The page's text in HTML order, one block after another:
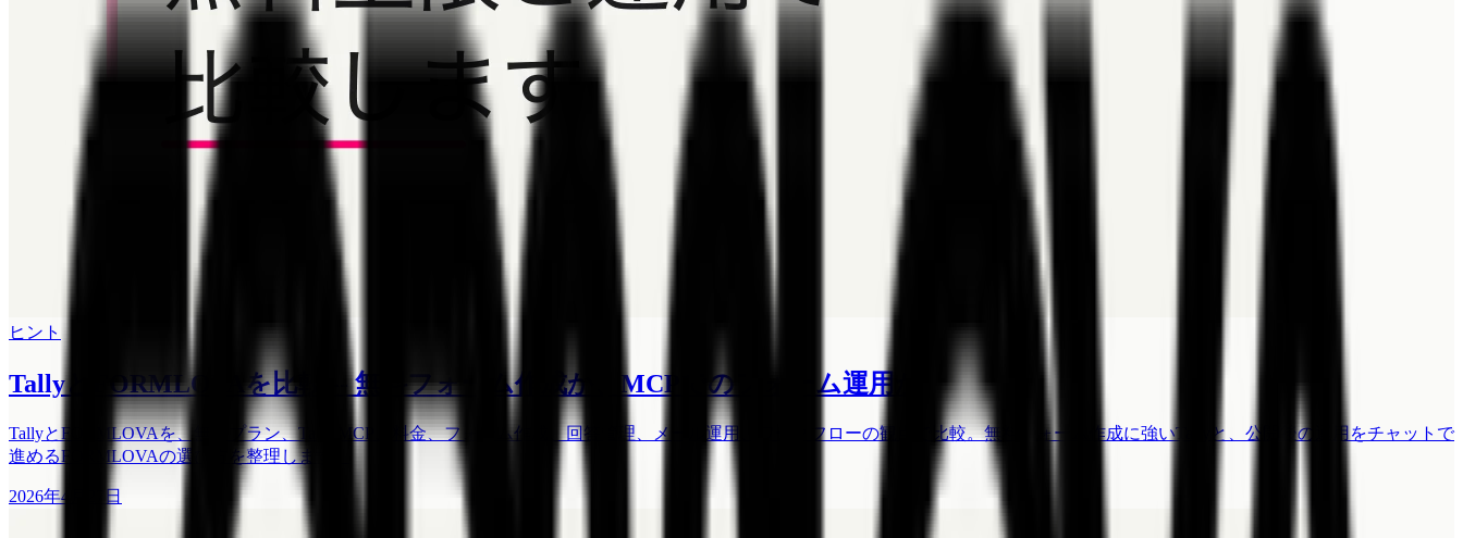
ヒント
TallyとFORMLOVAを比較 -- 無料フォーム作成か、MCPでのフォーム運用か
TallyとFORMLOVAを、無料プラン、Tally MCP、料金、フォーム作成、回答管理、メール運用、ワークフローの観点で比較。無料フォーム作成に強いTallyと、公開後の運用をチャットで
進めるFORMLOVAの選び方を整理します。
2026年4月27日